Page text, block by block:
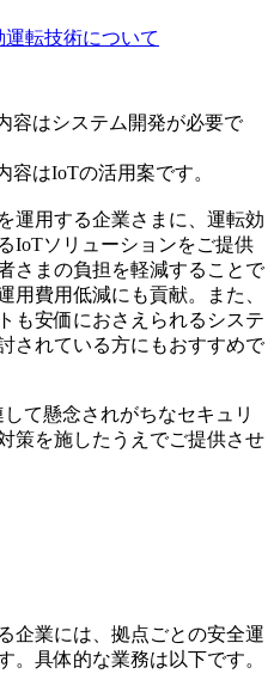
転技術について
容はシステム開発が必要で
はIoTの活用案です。
運用する企業さまに、運転効
IoTソリューションをご提供
さまの負担を軽減することで
用費用低減にも貢献。また、
も安価におさえられるシステ
されている方にもおすすめで
て懸念されがちなセキュリ
策を施したうえでご提供させ
企業には、拠点ごとの安全運
。具体的な業務は以下です。